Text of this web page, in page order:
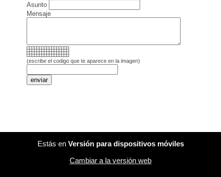
Asunto
Mensaje
(escribe el codigo que te aparece en la imagen)
Estás en Versión para dispositivos móviles
Cambiar a la versión web